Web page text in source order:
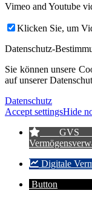
Vimeo and Youtube
Klicken Sie, um
Datenschutz-
Sie können unsere
auf unserer
Datenschutz
Accept settingsHide
GVS
Digitale
Button